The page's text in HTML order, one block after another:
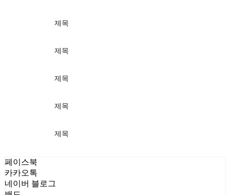
제목
제목
제목
제목
제목
페이스북
카카오톡
네이버 블로그